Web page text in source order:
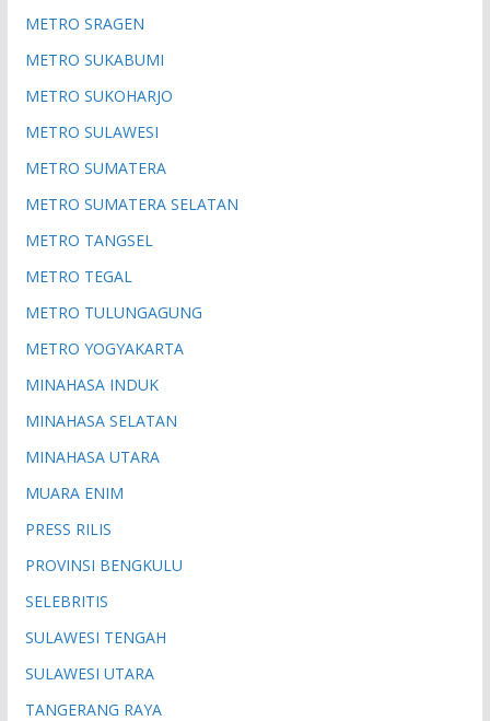
METRO SRAGEN
METRO SUKABUMI
METRO SUKOHARJO
METRO SULAWESI
METRO SUMATERA
METRO SUMATERA SELATAN
METRO TANGSEL
METRO TEGAL
METRO TULUNGAGUNG
METRO YOGYAKARTA
MINAHASA INDUK
MINAHASA SELATAN
MINAHASA UTARA
MUARA ENIM
PRESS RILIS
PROVINSI BENGKULU
SELEBRITIS
SULAWESI TENGAH
SULAWESI UTARA
TANGERANG RAYA